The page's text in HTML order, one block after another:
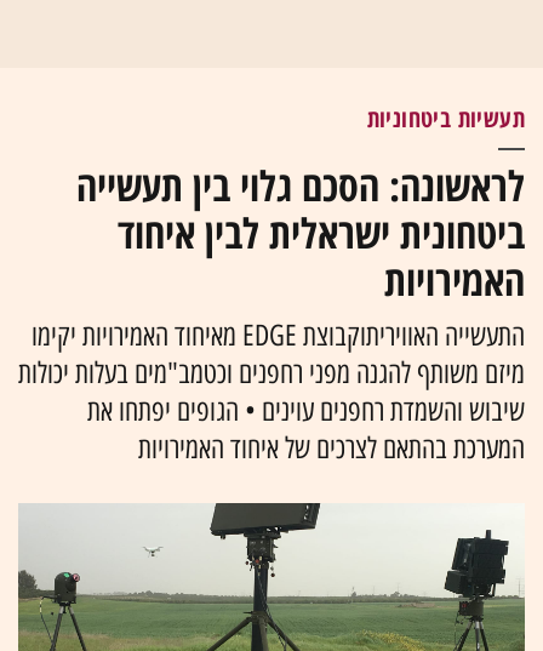
תעשיות ביטחוניות
לראשונה: הסכם גלוי בין תעשייה
ביטחונית ישראלית לבין איחוד
האמירויות
התעשייה האוויריתוקבוצת EDGE מאיחוד האמירויות יקימו
מיזם משותף להגנה מפני רחפנים וכטמב"מים בעלות יכולות
שיבוש והשמדת רחפנים עוינים • הגופים יפתחו את
המערכת בהתאם לצרכים של איחוד האמירויות